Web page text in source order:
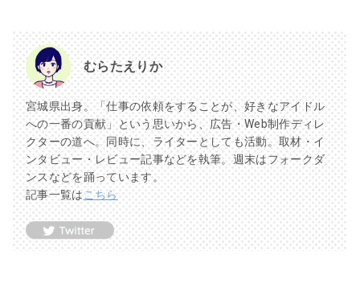
むらたえりか
宮城県出身。「仕事の依頼をすることが、好きなアイドル
への一番の貢献」という思いから、広告・Web制作ディレ
クターの道へ。同時に、ライターとしても活動。取材・イ
ンタビュー・レビュー記事などを執筆。週末はフォークダ
ンスなどを踊っています。
記事一覧はこちら